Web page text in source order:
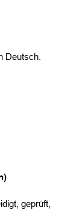
Deutsch.
geprüft,